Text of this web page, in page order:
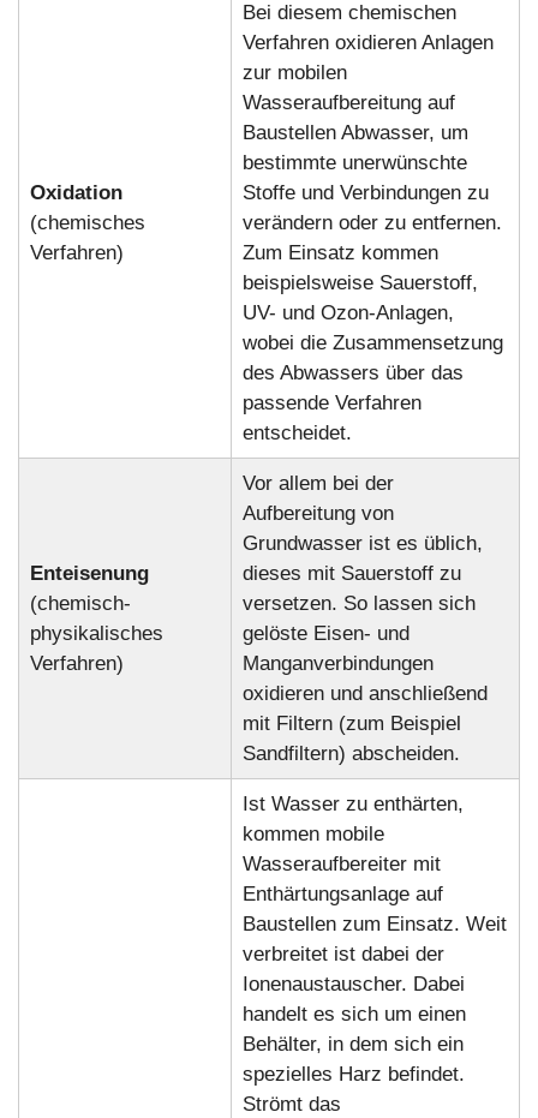
Oxidation
(chemisches
Verfahren)
Bei diesem chemischen
Verfahren oxidieren Anlagen
zur mobilen
Wasseraufbereitung auf
Baustellen Abwasser, um
bestimmte unerwünschte
Stoffe und Verbindungen zu
verändern oder zu entfernen.
Zum Einsatz kommen
beispielsweise Sauerstoff,
UV- und Ozon-Anlagen,
wobei die Zusammensetzung
des Abwassers über das
passende Verfahren
entscheidet.
Enteisenung
(chemisch-
physikalisches
Verfahren)
Vor allem bei der
Aufbereitung von
Grundwasser ist es üblich,
dieses mit Sauerstoff zu
versetzen. So lassen sich
gelöste Eisen- und
Manganverbindungen
oxidieren und anschließend
mit Filtern (zum Beispiel
Sandfiltern) abscheiden.
Ist Wasser zu enthärten,
kommen mobile
Wasseraufbereiter mit
Enthärtungsanlage auf
Baustellen zum Einsatz. Weit
verbreitet ist dabei der
Ionenaustauscher. Dabei
handelt es sich um einen
Behälter, in dem sich ein
spezielles Harz befindet.
Strömt das